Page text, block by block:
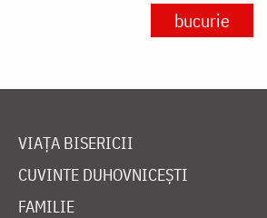
bucurie
VIAȚA BISERICII
CUVINTE DUHOVNICEȘTI
FAMILIE